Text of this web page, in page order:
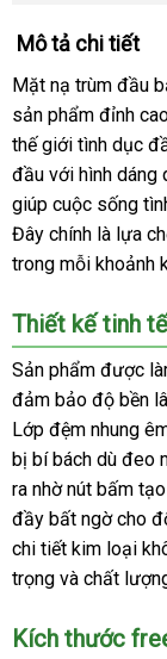
Mô tả chi tiết
Mặt nạ trùm đầu
sản phẩm đỉnh
thế giới tình dục
đầu với hình dáng
giúp cuộc sống
Đây chính là lựa
trong mỗi khoảnh
Thiết kế tinh
Sản phẩm được
đảm bảo độ bền
Lớp đệm nhung
bị bí bách dù đeo
ra nhờ nút bấm
đầy bất ngờ cho
chi tiết kim loại
trọng và chất
Kích thước